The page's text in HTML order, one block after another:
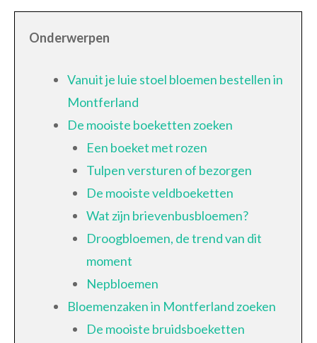
Onderwerpen
Vanuit je luie stoel bloemen bestellen in
Montferland
De mooiste boeketten zoeken
Een boeket met rozen
Tulpen versturen of bezorgen
De mooiste veldboeketten
Wat zijn brievenbusbloemen?
Droogbloemen, de trend van dit
moment
Nepbloemen
Bloemenzaken in Montferland zoeken
De mooiste bruidsboeketten